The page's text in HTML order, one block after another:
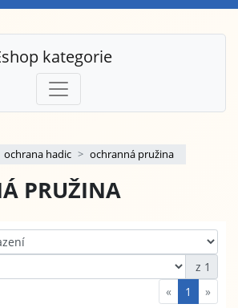
kategorie
ochrana hadic ochranná pružina
PRUŽINA
z 1
«
1 »